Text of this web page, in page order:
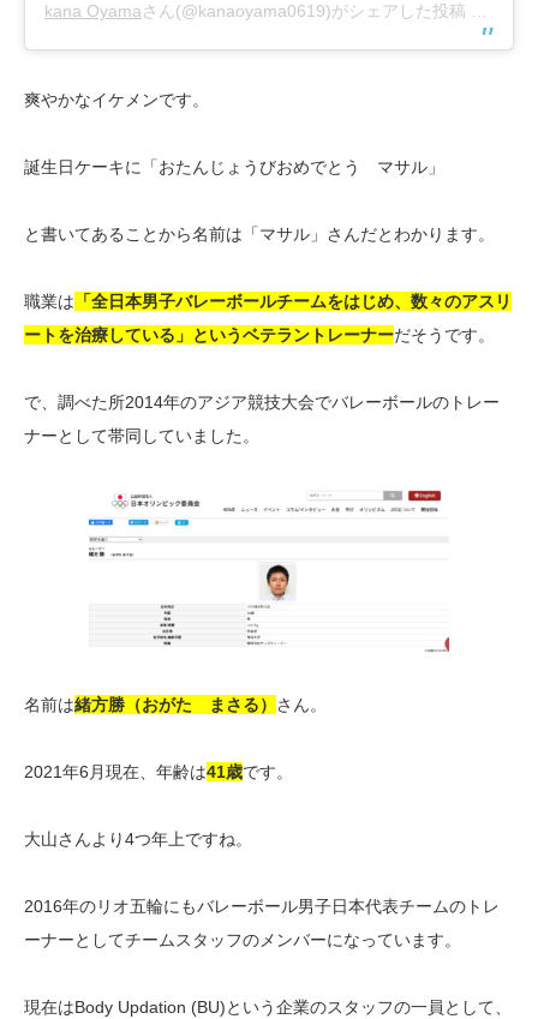
kana Oyamaさん(@kanaoyama0619)がシェアした投稿 –
爽やかなイケメンです。
誕生日ケーキに「おたんじょうびおめでとう マサル」
と書いてあることから名前は「マサル」さんだとわかります。
職業は 「全日本男子バレーボールチームをはじめ、数々のアスリ
ートを治療している」というベテラントレーナーだそうです。
で、調べた所2014年のアジア競技大会でバレーボールのトレー
ナーとして帯同していました。
名前は緒方勝（おがた まさる） さん。
2021年6月現在、年齢は41歳です。
大山さんより4つ年上ですね。
2016年のリオ五輪にもバレーボール男子日本代表チームのトレ
ーナーとしてチームスタッフのメンバーになっています。
現在はBody Updation (BU)という企業のスタッフの一員として、